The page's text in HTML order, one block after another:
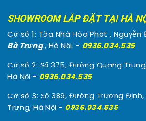
SHOWROOM LẮP ĐẶT TẠI HÀ
Cơ sở 1: Tòa Nhà Hòa Phát , Nguyễn
Bà Trưng, Hà Nội. - 0936.034.535
Cơ sở 2: Số 375, Đường Quang
Hà Nội - 0936.034.535
Cơ sở 3: Số 389, Đường Trương Định,
Trưng, Hà Nội - 0936.034.535